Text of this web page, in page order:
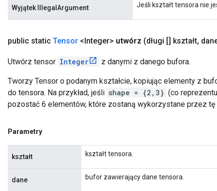
Wyjątek IllegalArgument Jeśli kształt tensora nie
public static Tensor <Integer> utwórz (długi [] kształt,
Utwórz tensor Integer z danymi z danego bufora.
Tworzy Tensor o podanym kształcie, kopiując elementy z
do tensora. Na przykład, jeśli shape = {2,3} (co
pozostać 6 elementów, które zostaną wykorzystane przez tę
Parametry
kształt kształt tensora.
dane bufor zawierający dane tensora.